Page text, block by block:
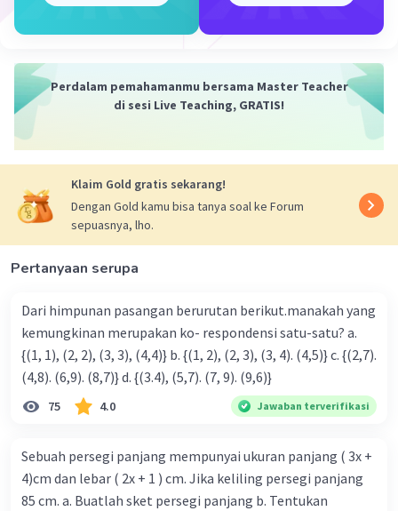
Perdalam pemahamanmu bersama Master Teacher
di sesi Live Teaching, GRATIS!
Klaim Gold gratis sekarang!
Dengan Gold kamu bisa tanya soal ke Forum
sepuasnya, lho.
Pertanyaan serupa
Dari himpunan pasangan berurutan berikut.manakah yang
kemungkinan merupakan ko- respondensi satu-satu? a.
{(1, 1), (2, 2), (3, 3), (4,4)} b. {(1, 2), (2, 3), (3, 4). (4,5)} c. {(2,7).
(4,8). (6,9). (8,7)} d. {(3.4), (5,7). (7, 9). (9,6)}
75 4.0 Jawaban terverifikasi
Sebuah persegi panjang mempunyai ukuran panjang ( 3x +
4)cm dan lebar ( 2x + 1 ) cm. Jika keliling persegi panjang
85 cm. a. Buatlah sket persegi panjang b. Tentukan